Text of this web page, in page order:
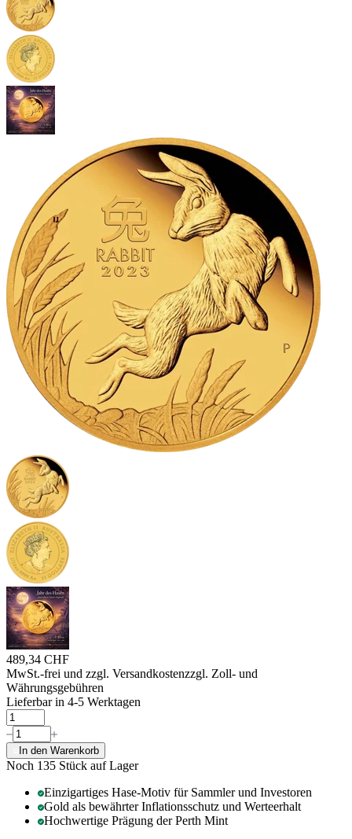
489,34 CHF
MwSt.-frei und zzgl. Versandkostenzzgl. Zoll- und
Währungsgebühren
Lieferbar in 4-5 Werktagen
In den Warenkorb
Noch 135 Stück auf Lager
Einzigartiges Hase-Motiv für Sammler und Investoren
Gold als bewährter Inflationsschutz und Werteerhalt
Hochwertige Prägung der Perth Mint